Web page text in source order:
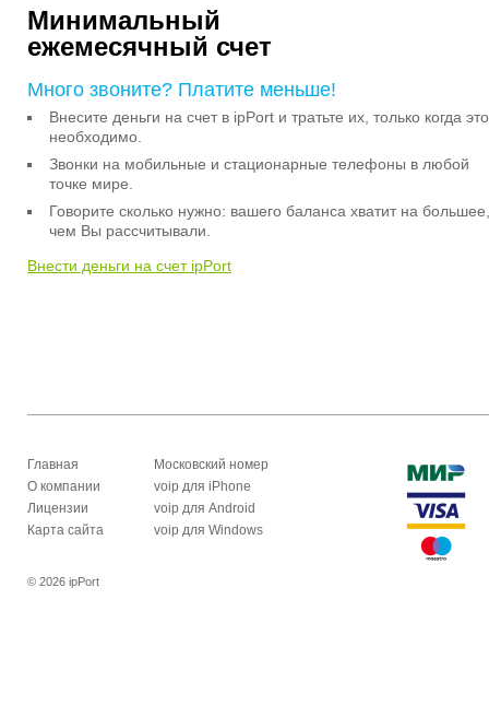
Минимальный
ежемесячный счет
Много звоните? Платите меньше!
Внесите деньги на счет в ipPort и тратьте их, только когда это
необходимо.
Звонки на мобильные и стационарные телефоны в любой
точке мире.
Говорите сколько нужно: вашего баланса хватит на большее,
чем Вы рассчитывали.
Внести деньги на счет ipPort
Главная
О компании
Лицензии
Карта сайта
Московский номер
voip для iPhone
voip для Android
voip для Windows
© 2026 ipPort